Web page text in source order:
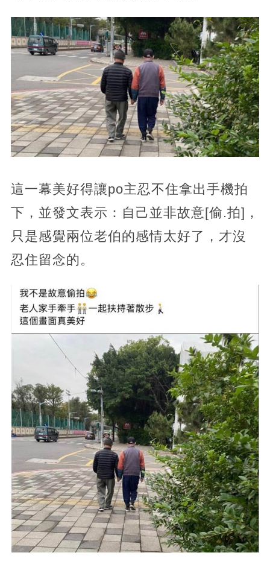
這一幕美好得讓po主忍不住拿出手機拍
下，並發文表示：自己並非故意[偷.拍]，
只是感覺兩位老伯的感情太好了，才沒
忍住留念的。